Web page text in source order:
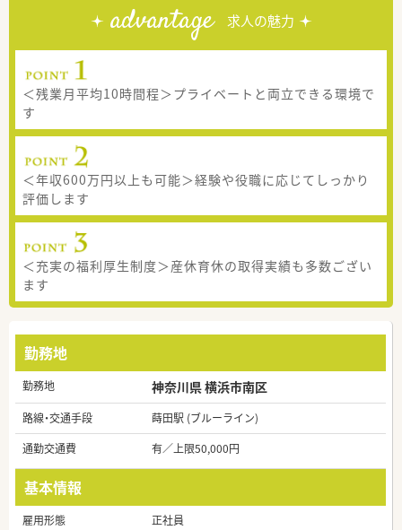
advantage 求人の魅力
＜残業月平均10時間程＞プライベートと両立できる環境で
す
＜年収600万円以上も可能＞経験や役職に応じてしっかり
評価します
＜充実の福利厚生制度＞産休育休の取得実績も多数ござい
ます
勤務地
勤務地 神奈川県 横浜市南区
路線・交通手段
蒔田駅 (ブルーライン)
通勤交通費
有／上限50,000円
基本情報
雇用形態
正社員